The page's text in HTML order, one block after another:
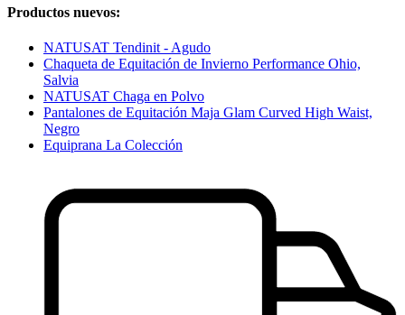
Productos nuevos:
NATUSAT Tendinit - Agudo
Chaqueta de Equitación de Invierno Performance Ohio,
Salvia
NATUSAT Chaga en Polvo
Pantalones de Equitación Maja Glam Curved High Waist,
Negro
Equiprana La Colección